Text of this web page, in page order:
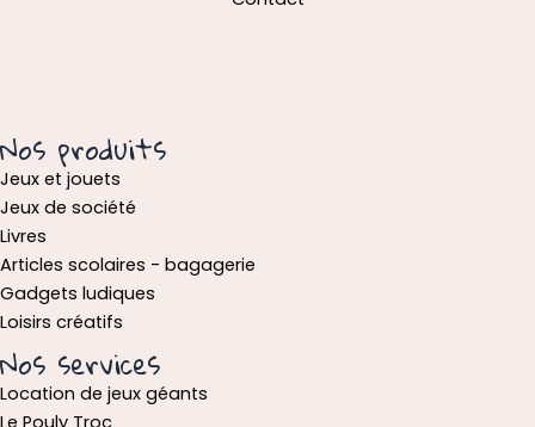
Nos produits
Jeux et jouets
Jeux de société
Livres
Articles scolaires - bagagerie
Gadgets ludiques
Loisirs créatifs
Nos services
Location de jeux géants
Le Pouly Troc